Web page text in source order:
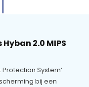
2.0 MIPS
System’
bij een